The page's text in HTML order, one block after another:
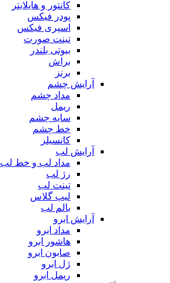
کانتور و هایلایتر
پودر فیکس
اسپری فیکس
تینت صورت
بیوتی بلندر
براش
برنز
آرایش چشم
مداد چشم
ریمل
سایه چشم
خط چشم
کانسیلر
آرایش لب
مداد لب و خط لب
رژ لب
تینت لب
لیپ گلاس
بالم لب
آرایش ابرو
مداد ابرو
هاشور ابرو
صابون ابرو
ژل ابرو
ریمل ابرو